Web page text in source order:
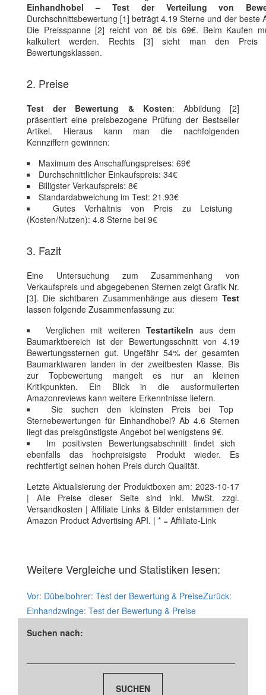
Einhandhobel – Test der Verteilung von
Durchschnittsbewertung [1] beträgt 4.19 Sterne und der beste
Die Preisspanne [2] reicht von 8€ bis 69€. Beim Kaufen
kalkuliert werden. Rechts [3] sieht man den Preis
Bewertungsklassen.
2. Preise
Test der Bewertung & Kosten: Abbildung [2]
präsentiert eine preisbezogene Prüfung der Bestseller
Artikel. Hieraus kann man die nachfolgenden
Kennziffern gewinnen:
Maximum des Anschaffungspreises: 69€
Durchschnittlicher Einkaufspreis: 34€
Billigster Verkaufspreis: 8€
Standardabweichung im Test: 21.93€
Gutes Verhältnis von Preis zu Leistung
(Kosten/Nutzen): 4.8 Sterne bei 9€
3. Fazit
Eine Untersuchung zum Zusammenhang von
Verkaufspreis und abgegebenen Sternen zeigt Grafik Nr.
[3]. Die sichtbaren Zusammenhänge aus diesem Test
lassen folgende Zusammenfassung zu:
Verglichen mit weiteren Testartikeln aus dem
Baumarktbereich ist der Bewertungsschnitt von 4.19
Bewertungssternen gut. Ungefähr 54% der gesamten
Baumarktwaren landen in der zweitbesten Klasse. Bis
zur Topbewertung mangelt es nur an kleinen
Kritikpunkten. Ein Blick in die ausformulierten
Amazonreviews kann weitere Erkenntnisse liefern.
Sie suchen den kleinsten Preis bei Top
Sternebewertungen für Einhandhobel? Ab 4.6 Sternen
liegt das preisgünstigste Angebot bei wenigstens 9€.
Im positivsten Bewertungsabschnitt findet sich
ebenfalls das hochpreisigste Produkt wieder. Es
rechtfertigt seinen hohen Preis durch Qualität.
Letzte Aktualisierung der Produktboxen am: 2023-10-17
| Alle Preise dieser Seite sind inkl. MwSt. zzgl.
Versandkosten | Affiliate Links & Bilder entstammen der
Amazon Product Advertising API. | * = Affiliate-Link
Weitere Vergleiche und Statistiken lesen:
Vor: Dübelbohrer: Test der Bewertung & PreiseZurück:
Einhandzwinge: Test der Bewertung & Preise
Suchen nach: